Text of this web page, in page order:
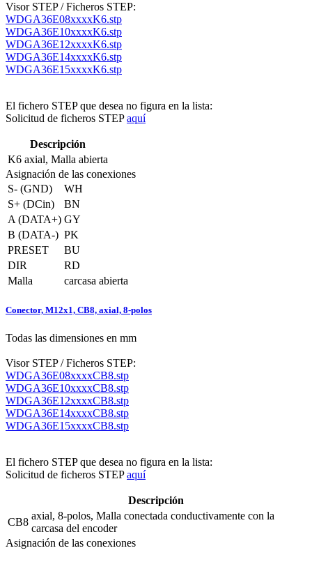
Visor STEP / Ficheros STEP:
WDGA36E08xxxxK6.stp
WDGA36E10xxxxK6.stp
WDGA36E12xxxxK6.stp
WDGA36E14xxxxK6.stp
WDGA36E15xxxxK6.stp
El fichero STEP que desea no figura en la lista:
Solicitud de ficheros STEPaquí
Descripción
K6 axial, Malla abierta
Asignación de las conexiones
S- (GND)
WH
S+ (DCin)
BN
A (DATA+) GY
B (DATA-) PK
PRESET
BU
DIR
RD
Malla
carcasa abierta
Conector, M12x1, CB8, axial, 8-polos
Todas las dimensiones en mm
Visor STEP / Ficheros STEP:
WDGA36E08xxxxCB8.stp
WDGA36E10xxxxCB8.stp
WDGA36E12xxxxCB8.stp
WDGA36E14xxxxCB8.stp
WDGA36E15xxxxCB8.stp
El fichero STEP que desea no figura en la lista:
Solicitud de ficheros STEPaquí
Descripción
CB8
axial, 8-polos, Malla conectada conductivamente con la
carcasa del encoder
Asignación de las conexiones